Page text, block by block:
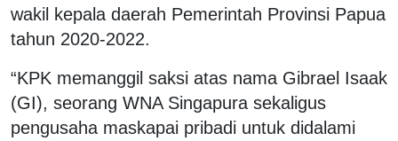
wakil kepala daerah Pemerintah Provinsi Papua
tahun 2020-2022.
“KPK memanggil saksi atas nama Gibrael Isaak
(GI), seorang WNA Singapura sekaligus
pengusaha maskapai pribadi untuk didalami